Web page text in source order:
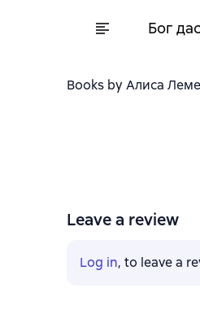
Бог
Books by Алиса
Leave a review
Log in, to leave a